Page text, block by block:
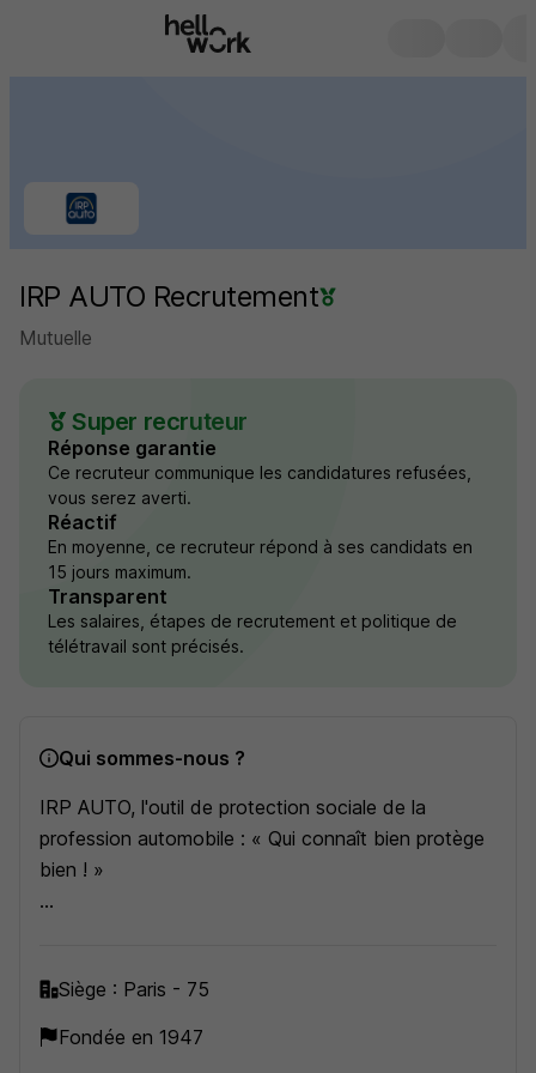
IRP AUTO Recrutement
Mutuelle
Super recruteur
Réponse garantie
Ce recruteur communique les candidatures refusées,
vous serez averti.
Réactif
En moyenne, ce recruteur répond à ses candidats en
15 jours maximum.
Transparent
Les salaires, étapes de recrutement et politique de
télétravail sont précisés.
Qui sommes-nous ?
IRP AUTO, l'outil de protection sociale de la
profession automobile : « Qui connaît bien protège
bien ! »
l'automobile.
Siège : Paris - 75
Fondée en 1947